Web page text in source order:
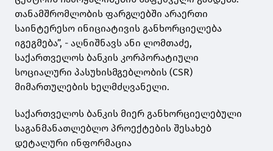
თანამშრომლობის ფარგლებში არაერთი
საინტერესო ინიციატივის განხორციელება
იგეგმება”, - აღნიშნავს ანი ლომთაძე,
საქართველოს ბანკის კორპორატიული
სოციალური პასუხისმგებლობის (CSR)
მიმართულების ხელმძღვანელი.
საქართველოს ბანკის მიერ განხორციელებული
საგანმანათლებლო პროექტების შესახებ
დეტალური ინფორმაცია